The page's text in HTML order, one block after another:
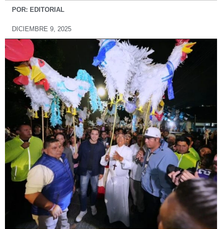
POR: EDITORIAL
DICIEMBRE 9, 2025